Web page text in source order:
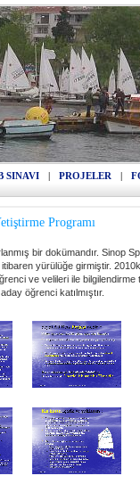
SINAVI | PROJELER |
Programı
bir dokümandır. Sinop
yürülüğe girmiştir.
ve velileri ile bilgilendirme
öğrenci katılmıştır.